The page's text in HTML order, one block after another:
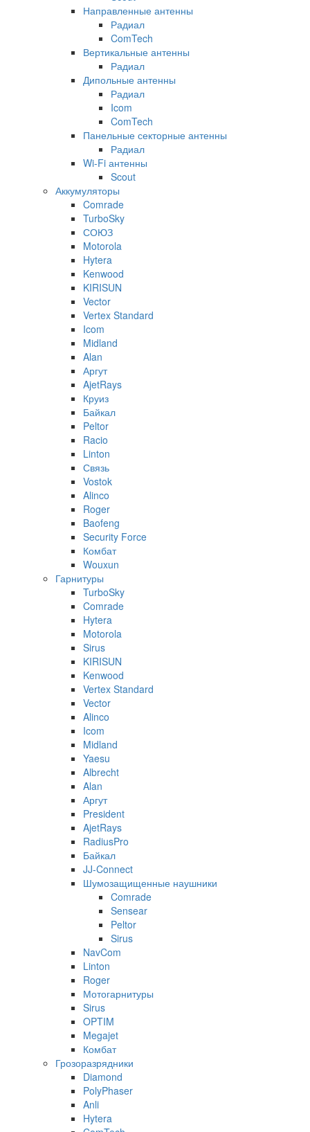
Направленные антенны
Радиал
ComTech
Вертикальные антенны
Радиал
Дипольные антенны
Радиал
Icom
ComTech
Панельные секторные антенны
Радиал
Wi-Fi антенны
Scout
Аккумуляторы
Comrade
TurboSky
СОЮЗ
Motorola
Hytera
Kenwood
KIRISUN
Vector
Vertex Standard
Icom
Midland
Alan
Аргут
AjetRays
Круиз
Байкал
Peltor
Racio
Linton
Связь
Vostok
Alinco
Roger
Baofeng
Security Force
Комбат
Wouxun
Гарнитуры
TurboSky
Comrade
Hytera
Motorola
Sirus
KIRISUN
Kenwood
Vertex Standard
Vector
Alinco
Icom
Midland
Yaesu
Albrecht
Alan
Аргут
President
AjetRays
RadiusPro
Байкал
JJ-Connect
Шумозащищенные наушники
Comrade
Sensear
Peltor
Sirus
NavCom
Linton
Roger
Мотогарнитуры
Sirus
OPTIM
Megajet
Комбат
Грозоразрядники
Diamond
PolyPhaser
Anli
Hytera